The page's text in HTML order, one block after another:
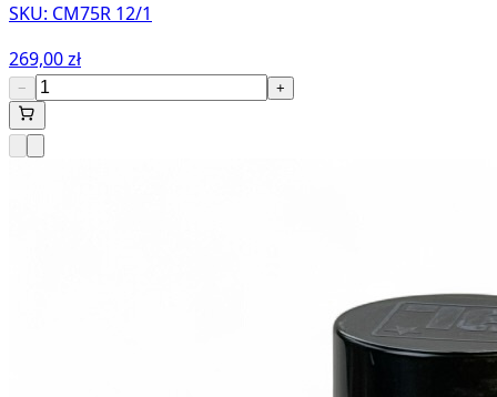
SKU: CM75R 12/1
269,00 zł
− +